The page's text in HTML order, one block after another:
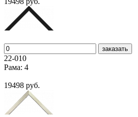
заказать
22-010
Рама: 4
19498 руб.